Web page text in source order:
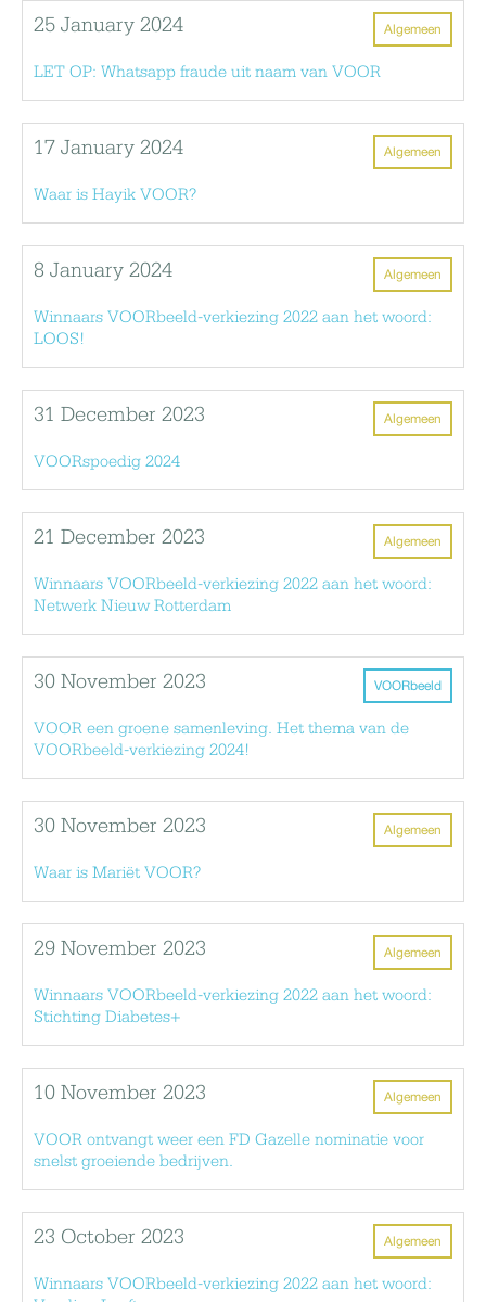
Algemeen
25 January 2024
LET OP: Whatsapp fraude uit naam van VOOR
Algemeen
17 January 2024
Waar is Hayik VOOR?
Algemeen
8 January 2024
Winnaars VOORbeeld-verkiezing 2022 aan het woord:
LOOS!
Algemeen
31 December 2023
VOORspoedig 2024
Algemeen
21 December 2023
Winnaars VOORbeeld-verkiezing 2022 aan het woord:
Netwerk Nieuw Rotterdam
VOORbeeld
30 November 2023
VOOR een groene samenleving. Het thema van de
VOORbeeld-verkiezing 2024!
Algemeen
30 November 2023
Waar is Mariët VOOR?
Algemeen
29 November 2023
Winnaars VOORbeeld-verkiezing 2022 aan het woord:
Stichting Diabetes+
Algemeen
10 November 2023
VOOR ontvangt weer een FD Gazelle nominatie voor
snelst groeiende bedrijven.
Algemeen
23 October 2023
Winnaars VOORbeeld-verkiezing 2022 aan het woord: